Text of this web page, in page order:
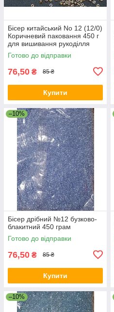
Бісер китайський No 12 (12/0)
Коричневий паковання 450 г
для вишивання рукоділля
декору
Готово до відправки
76,50 ₴ 85 ₴
Купити
–10%
Бісер дрібний №12 бузково-
блакитний 450 грам
Готово до відправки
76,50 ₴ 85 ₴
Купити
–10%